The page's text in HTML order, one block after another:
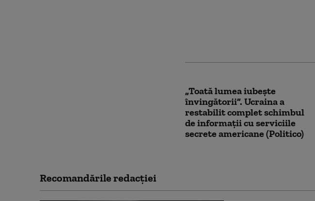
„Toată lumea iubește
învingătorii”. Ucraina a
restabilit complet schimbul
de informații cu serviciile
secrete americane (Politico)
Recomandările redacţiei